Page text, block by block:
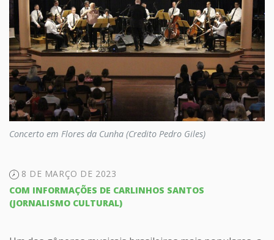
Concerto em Flores da Cunha (Credito Pedro Giles)
8 DE MARÇO DE 2023
COM INFORMAÇÕES DE CARLINHOS SANTOS
(JORNALISMO CULTURAL)